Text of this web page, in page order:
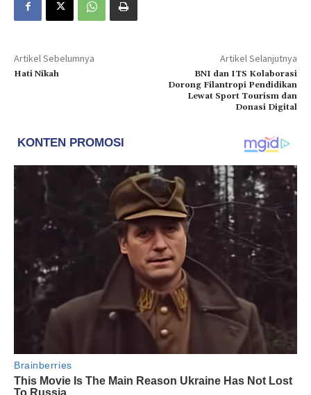
Artikel Sebelumnya
Hati Nikah
Artikel Selanjutnya
BNI dan ITS Kolaborasi
Dorong Filantropi Pendidikan
Lewat Sport Tourism dan
Donasi Digital